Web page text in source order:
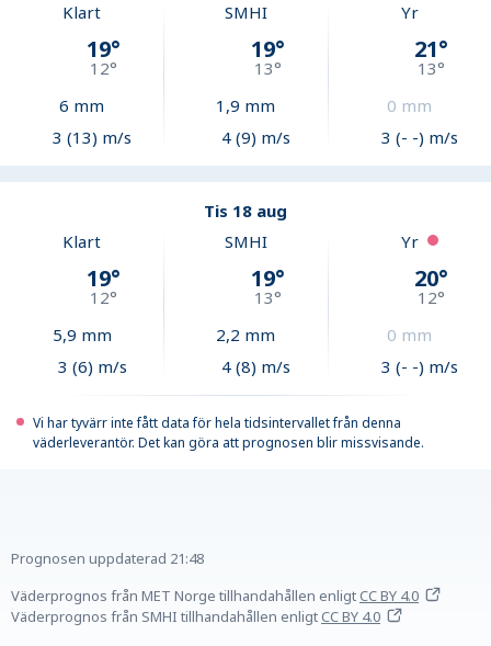
Klart
19°
12°
6 mm
3 (13) m/s
SMHI
19°
13°
1,9 mm
4 (9) m/s
Yr
21°
13°
0 mm
3 (- -) m/s
Tis 18 aug
Klart
19°
12°
5,9 mm
3 (6) m/s
SMHI
19°
13°
2,2 mm
4 (8) m/s
Yr
20°
12°
0 mm
3 (- -) m/s
Vi har tyvärr inte fått data för hela tidsintervallet från denna
väderleverantör. Det kan göra att prognosen blir missvisande.
Prognosen uppdaterad 21:48
Väderprognos från MET Norge tillhandahållen enligtCC BY 4.0
Väderprognos från SMHI tillhandahållen enligtCC BY 4.0